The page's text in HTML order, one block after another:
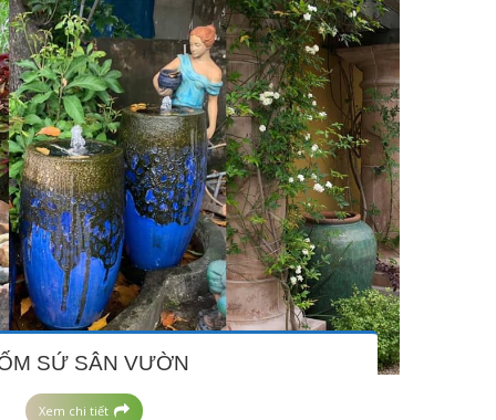
SỨ SÂN VƯỜN
Xem chi tiết